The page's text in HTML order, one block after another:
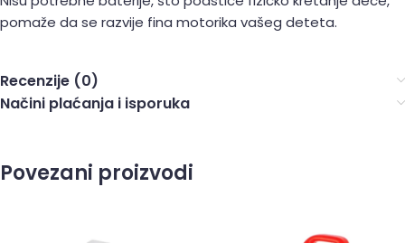
pomaže da se razvije fina motorika vašeg deteta.
Recenzije (0)
Načini plaćanja i isporuka
Povezani proizvodi